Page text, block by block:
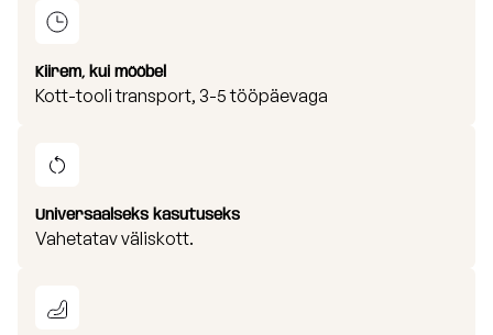
Kiirem, kui mööbel
Kott-tooli transport, 3-5 tööpäevaga
Universaalseks kasutuseks
Vahetatav väliskott.